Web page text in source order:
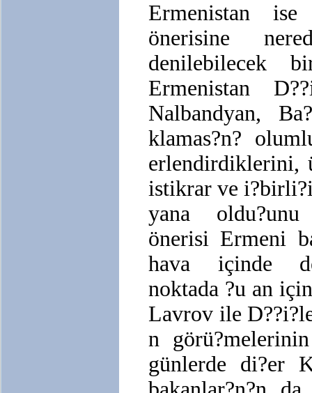
Ermenistan ise
önerisine
denilebilecek
Ermenistan
Nalbandyan,
klamas?n?
erlendirdiklerini,
istikrar ve
yana
önerisi Ermeni
hava içinde
noktada ?u an
Lavrov ile
n
günlerde di?er